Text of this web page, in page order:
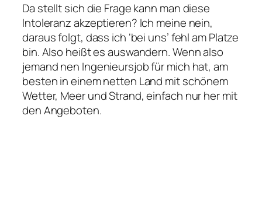
Da stellt sich die Frage kann man diese
Intoleranz akzeptieren? Ich meine nein,
daraus folgt, dass ich ‘bei uns’ fehl am Platze
bin. Also heißt es auswandern. Wenn also
jemand nen Ingenieursjob für mich hat, am
besten in einem netten Land mit schönem
Wetter, Meer und Strand, einfach nur her mit
den Angeboten.